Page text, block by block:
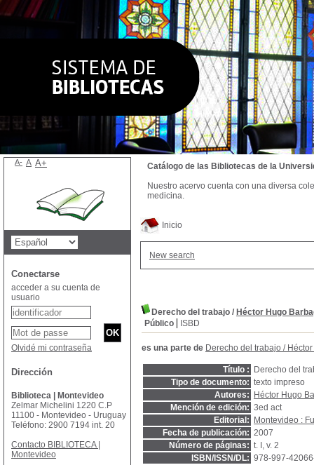
Inicio
New search
Derecho del trabajo / Héctor Hugo
Público
ISBD
es una parte de Derecho del trabajo /
Título :
Derecho del
Tipo de documento: texto impreso
Autores:
Héctor Hugo
Mención de edición: 3ed act
Editorial:
Montevideo :
Fecha de publicación: 2007
Número de páginas: t. I, v. 2
ISBN/ISSN/DL: 978-997-
Catálogo de las Bibliotecas de la
Nuestro acervo cuenta con una diversa
medicina.
A- A A+
Conectarse
acceder a su cuenta de
usuario
Olvidé mi contraseña
Dirección
Biblioteca | Montevideo
Zelmar Michelini 1220 C.P
11100 - Montevideo - Uruguay
Teléfono: 2900 7194 int. 20
Contacto BIBLIOTECA |
Montevideo